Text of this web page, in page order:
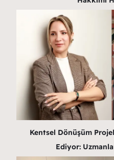
Kentsel Dönüşüm
Ediyor: